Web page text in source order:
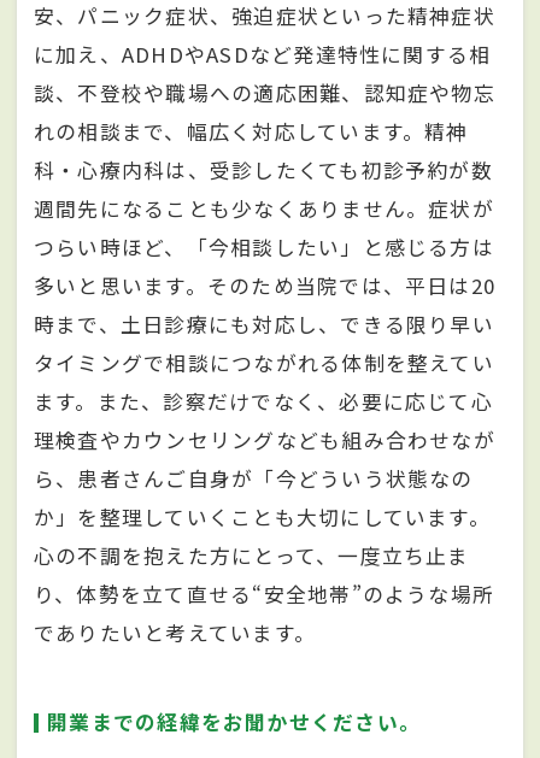
安、パニック症状、強迫症状といった精神症状
に加え、ADHDやASDなど発達特性に関する相
談、不登校や職場への適応困難、認知症や物忘
れの相談まで、幅広く対応しています。精神
科・心療内科は、受診したくても初診予約が数
週間先になることも少なくありません。症状が
つらい時ほど、「今相談したい」と感じる方は
多いと思います。そのため当院では、平日は20
時まで、土日診療にも対応し、できる限り早い
タイミングで相談につながれる体制を整えてい
ます。また、診察だけでなく、必要に応じて心
理検査やカウンセリングなども組み合わせなが
ら、患者さんご自身が「今どういう状態なの
か」を整理していくことも大切にしています。
心の不調を抱えた方にとって、一度立ち止ま
り、体勢を立て直せる“安全地帯”のような場所
でありたいと考えています。
開業までの経緯をお聞かせください。